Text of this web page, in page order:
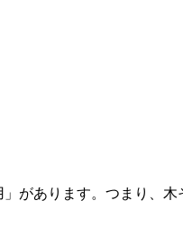
があります。つまり、